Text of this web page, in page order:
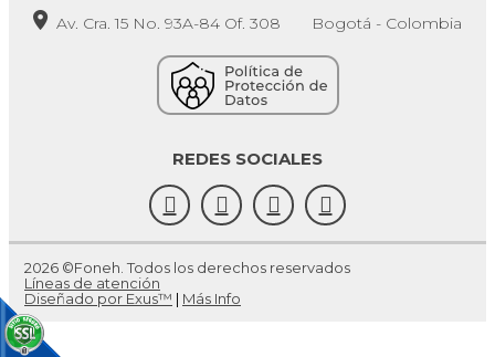
Av. Cra. 15 No. 93A-84 Of. 308 Bogotá - Colombia
REDES SOCIALES
2026 ©Foneh. Todos los derechos reservados
Líneas de atención
Diseñado por Exus™ | Más Info